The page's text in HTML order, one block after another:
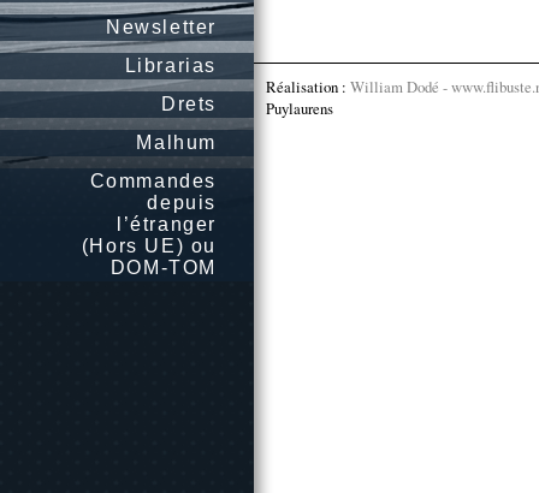
Newsletter
Librarias
Drets
Malhum
Commandes
depuis
l’étranger
(Hors UE) ou
DOM-TOM
Réalisation : William Dodé -
Puylaurens